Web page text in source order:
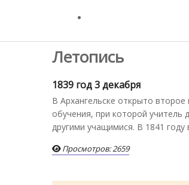
Летопись
1839 год 3 декабря
В Архангельске открыто
обучения, при которой учитель
другими учащимися. В 1841
Просмотров: 2659